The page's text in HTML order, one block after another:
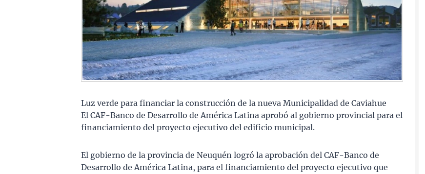
Luz verde para financiar la construcción de la nueva Municipalidad de Caviahue
El CAF-Banco de Desarrollo de América Latina aprobó al gobierno provincial para el
financiamiento del proyecto ejecutivo del edificio municipal.
El gobierno de la provincia de Neuquén logró la aprobación del CAF-Banco de
Desarrollo de América Latina, para el financiamiento del proyecto ejecutivo que